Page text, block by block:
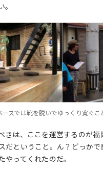
ースでは靴を脱いでゆっくり寛ぐこ
きは、ここを運営するのが福
だということ。ん？どっかで
やってくれたのだ。